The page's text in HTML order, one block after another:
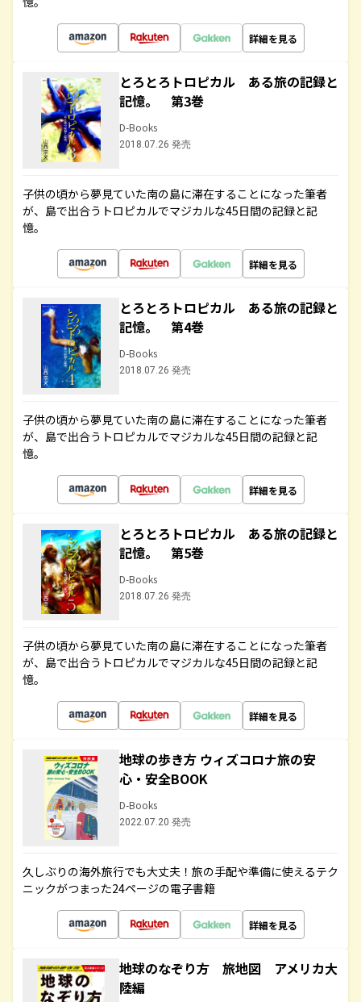
詳細を見る
とろとろトロピカル ある旅の記録と
記憶。 第3巻
D-Books
2018.07.26 発売
子供の頃から夢見ていた南の島に滞在することになった筆者
が、島で出合うトロピカルでマジカルな45日間の記録と記
憶。
詳細を見る
とろとろトロピカル ある旅の記録と
記憶。 第4巻
D-Books
2018.07.26 発売
子供の頃から夢見ていた南の島に滞在することになった筆者
が、島で出合うトロピカルでマジカルな45日間の記録と記
憶。
詳細を見る
とろとろトロピカル ある旅の記録と
記憶。 第5巻
D-Books
2018.07.26 発売
子供の頃から夢見ていた南の島に滞在することになった筆者
が、島で出合うトロピカルでマジカルな45日間の記録と記
憶。
詳細を見る
地球の歩き方 ウィズコロナ旅の安
心・安全BOOK
D-Books
2022.07.20 発売
久しぶりの海外旅行でも大丈夫！旅の手配や準備に使えるテク
ニックがつまった24ページの電子書籍
詳細を見る
地球のなぞり方 旅地図 アメリカ大
陸編